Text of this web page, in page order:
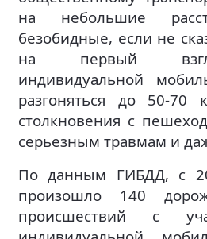
на небольшие
безобидные, если не
на первый
индивидуальной
разгоняться до 50-
столкновения с
серьезным травмам и
По данным ГИБДД, с
произошло 140
происшествий с